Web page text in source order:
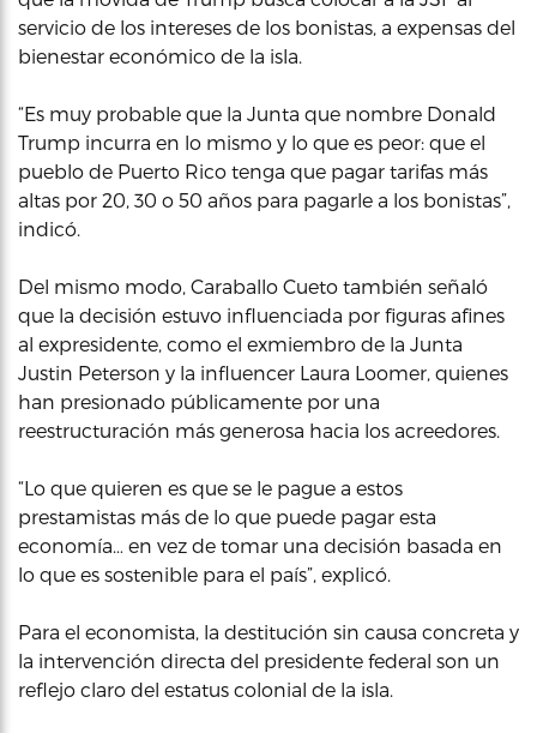
servicio de los intereses de los bonistas, a expensas del
bienestar económico de la isla.
“Es muy probable que la Junta que nombre Donald
Trump incurra en lo mismo y lo que es peor: que el
pueblo de Puerto Rico tenga que pagar tarifas más
altas por 20, 30 o 50 años para pagarle a los bonistas”,
indicó.
Del mismo modo, Caraballo Cueto también señaló
que la decisión estuvo influenciada por figuras afines
al expresidente, como el exmiembro de la Junta
Justin Peterson y la influencer Laura Loomer, quienes
han presionado públicamente por una
reestructuración más generosa hacia los acreedores.
“Lo que quieren es que se le pague a estos
prestamistas más de lo que puede pagar esta
economía… en vez de tomar una decisión basada en
lo que es sostenible para el país”, explicó.
Para el economista, la destitución sin causa concreta y
la intervención directa del presidente federal son un
reflejo claro del estatus colonial de la isla.